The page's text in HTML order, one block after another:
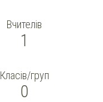
Вчителів
1
Класів/груп
0